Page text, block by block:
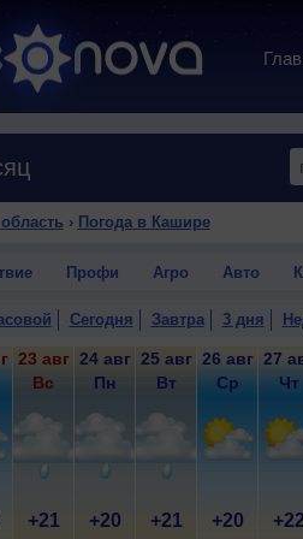
› Погода в Кашире
Профи Агро Авто
Сегодня Завтра 3 дня
23 авг
Вс
+21
24 авг
Пн
+20
25 авг
Вт
+21
26 авг
Ср
+20
27
Чт
+22